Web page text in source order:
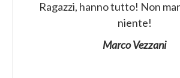
Ragazzi, hanno tutto! Non
niente!
Marco Vezzani